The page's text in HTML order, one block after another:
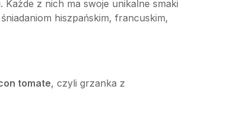
z nich ma swoje unikalne smaki
hiszpańskim, francuskim,
tomate, czyli grzanka z